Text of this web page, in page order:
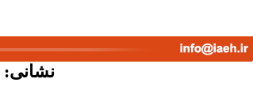
نشانی: